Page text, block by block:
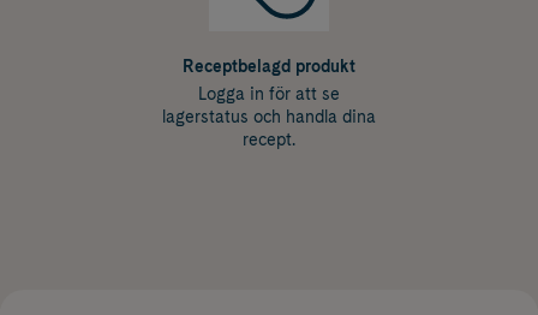
Receptbelagd produkt
Logga in för att se
lagerstatus och handla dina
recept.